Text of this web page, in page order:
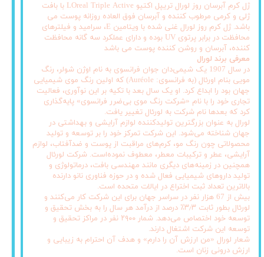
ژل کرم آبرسان روز لورال تریپل اکتیو LOreal Triple Active با بافت
ژلی و کرمی مرطوب کننده و آبرسان فوق العاده روزانه پوست می
باشد. ژل کرم روز لورال غنی شده با ویتامین E، سرامید و فیلترهای
محافظت در برابر پرتوی UV بوده و دارای عملکرد سه گانه محافظت
کننده، آبرسان و روشن کننده پوست می باشد
معرفی برند لورال
در سال 1907 یک شیمی‌دان جوان فرانسوی به نام اوژن شولر، رنگ
مویی بنام اورئال (به فرانسوی: Auréole) که اولین رنگ موی شیمیایی
جهان بود را ابداع کرد. او یک سال بعد با تکیه بر این نوآوری، فعالیت
تجاری خود را با نام «شرکت رنگ موی بی‌ضرر فرانسوی» پایه‌گذاری
کرد که بعدها نام شرکت به لورئال تغییر یافت.
لورال به عنوان بزرگترین تولیدکننده لوازم آرایشی و بهداشتی در
جهان شناخته می‌شود. این شرکت تمرکز خود را بر توسعه و تولید
محصولاتی چون رنگ مو، کرم‌های مراقبت از پوست و ضدآفتاب، لوازم
آرایشی، عطر و ترکیبات معطر، معطوف نموده‌است. شرکت لورئال
همچنین در زمینه‌های دیگری مانند مهندسی بافت، درماتولوژی و
تولید داروهای شیمیایی فعال شده و در حوزه فناوری نانو دارنده
بالاترین تعداد ثبت اختراع در ایالات متحده است.
بیش از 67 هزار نفر در سراسر جهان برای این شرکت کار می‌کنند و
لورئال بطور ثابت ۳٫۳٪ درصد از درآمد هر سال را به بخش تحقیق و
توسعه خود اختصاص می‌دهد. شمار ۲۹۰۰ نفر در مراکز تحقیق و
توسعه این شرکت اشتغال دارند.
شعار لورال «من ارزش آن را دارم» و هدف آن احترام به زیبایی و
ارزش درونی زنان است.